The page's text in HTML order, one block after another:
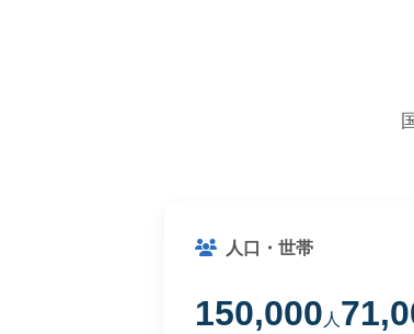
人口・世帯
150,000 人